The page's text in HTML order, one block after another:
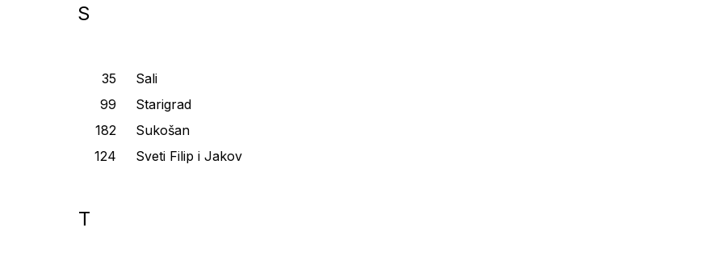
S
Sali
Starigrad
Sukošan
Sveti Filip i Jakov
T